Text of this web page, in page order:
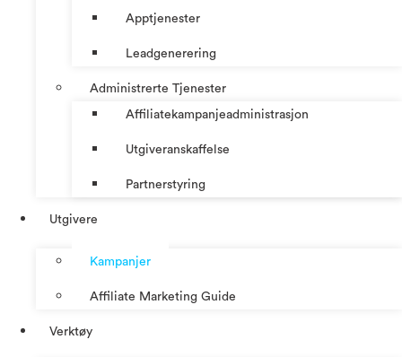
Apptjenester
Leadgenerering
Administrerte Tjenester
Affiliatekampanjeadministrasjon
Utgiveranskaffelse
Partnerstyring
Utgivere
Kampanjer
Affiliate Marketing Guide
Verktøy